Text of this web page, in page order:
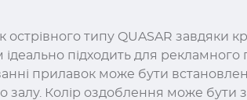
острівного типу QUASAR завдяки
ідеально підходить для
прилавок може бути
залу. Колір оздоблення може бути